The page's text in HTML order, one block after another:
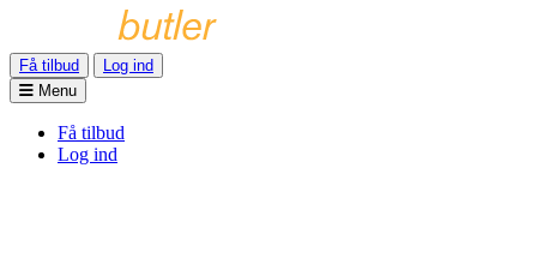
Få tilbud
Log ind
Menu
Få tilbud
Log ind